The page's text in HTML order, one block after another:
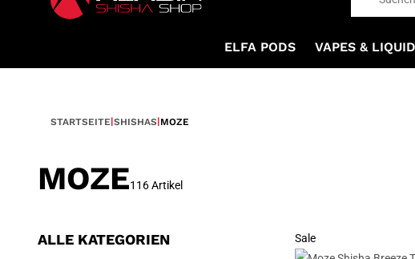
ELFA PODS VAPES &
STARTSEITE SHISHAS MOZE
Sale
ALLE KATEGORIEN
MOZE116 Artikel